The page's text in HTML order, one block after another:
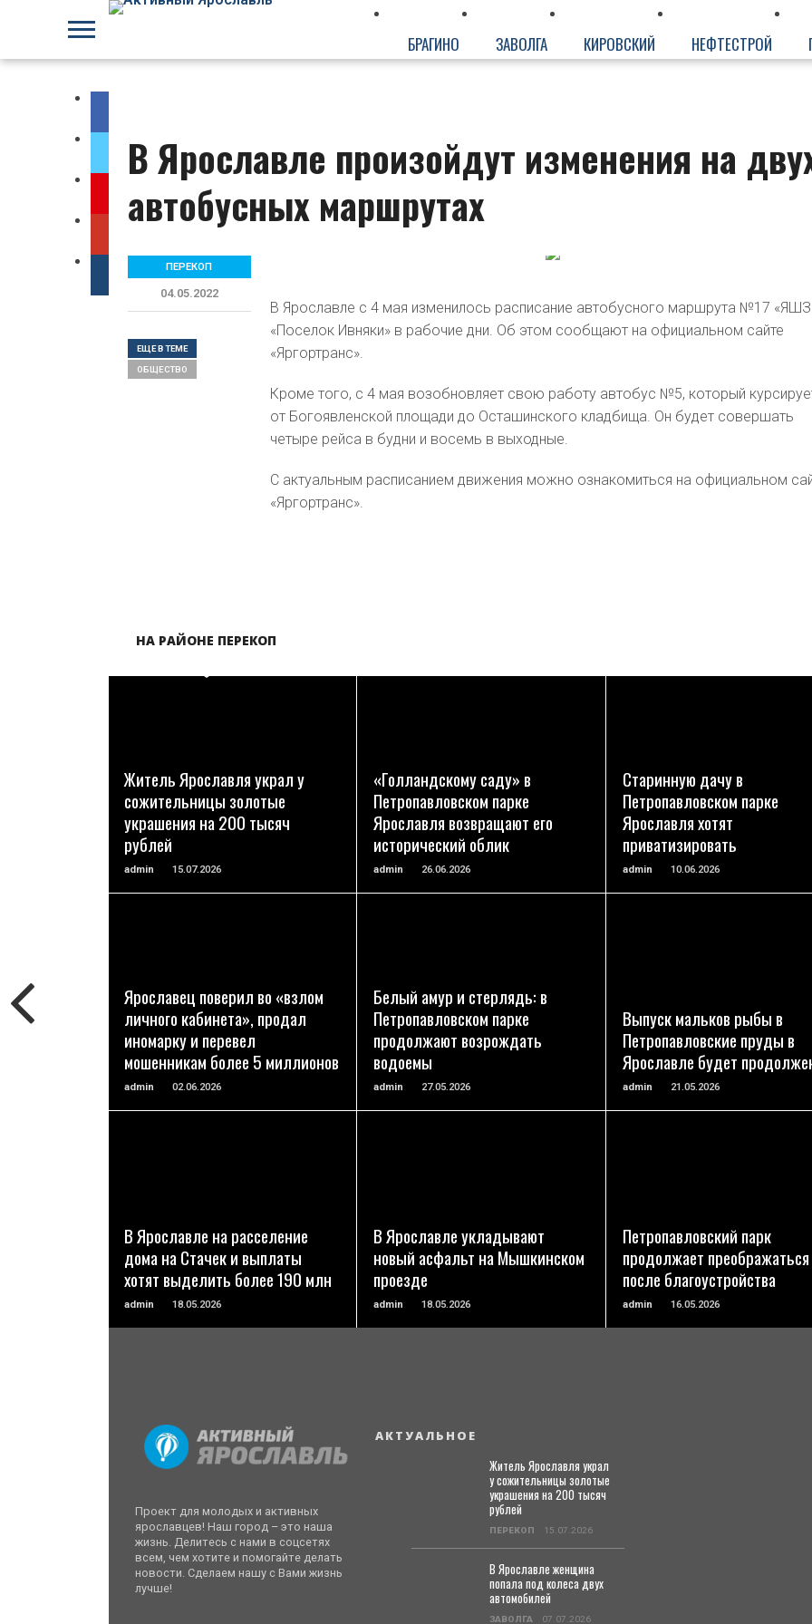
БРАГИНО ЗАВОЛГА КИРОВСКИЙ НЕФТЕСТРОЙ
В Ярославле произойдут изменения на
автобусных маршрутах
В Ярославле с 4 мая изменилось расписание автобусного маршрута №17
«Поселок Ивняки» в рабочие дни. Об этом сообщают на официальном сайте
«Яргортранс».
Кроме того, с 4 мая возобновляет свою работу автобус №5, который
от Богоявленской площади до Осташинского кладбища. Он будет совершать
четыре рейса в будни и восемь в выходные.
С актуальным расписанием движения можно ознакомиться на официальном
«Яргортранс».
ПЕРЕКОП
04.05.2022
ЕЩЕ В ТЕМЕ
ОБЩЕСТВO
НА РАЙОНЕ ПЕРЕКОП
Житель Ярославля украл у
сожительницы золотые
украшения на 200 тысяч
рублей
admin 15.07.2026
«Голландскому саду» в
Петропавловском парке
Ярославля возвращают его
исторический облик
admin 26.06.2026
Старинную дачу в
Петропавловском парке
Ярославля хотят
приватизировать
admin 10.06.2026
Ярославец поверил во «взлом
личного кабинета», продал
иномарку и перевел
мошенникам более 5 миллионов
admin 02.06.2026
Белый амур и стерлядь: в
Петропавловском парке
продолжают возрождать
водоемы
admin 27.05.2026
Выпуск мальков рыбы в
Петропавловские пруды в
Ярославле будет
admin 21.05.2026
В Ярославле на расселение
дома на Стачек и выплаты
хотят выделить более 190 млн
admin 18.05.2026
В Ярославле укладывают
новый асфальт на Мышкинском
проезде
admin 18.05.2026
Петропавловский парк
продолжает преображаться
после благоустройства
admin 16.05.2026
Проект для молодых и активных
ярославцев! Наш город – это наша
жизнь. Делитесь с нами в соцсетях
всем, чем хотите и помогайте делать
новости. Сделаем нашу с Вами жизнь
лучше!
АКТУАЛЬНОЕ
Житель Ярославля украл
у сожительницы золотые
украшения на 200 тысяч
рублей
ПЕРЕКОП 15.07.2026
В Ярославле женщина
попала под колеса двух
автомобилей
ЗАВОЛГА 07.07.2026